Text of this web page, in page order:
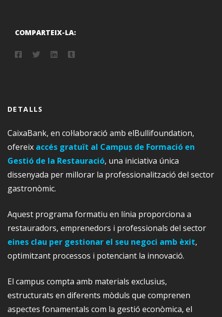
COMPARTEIX-LA:
DETALLS
CaixaBank, en col·laboració amb elBullifoundation,
ofereix accés gratuït al Campus de Formació en
Gestió de la Restauració, una iniciativa única
dissenyada per millorar la professionalització del sector
gastronòmic.
Aquest programa formatiu en línia proporciona a
restauradors, emprenedors i professionals del sector
eines clau per gestionar el seu negoci amb èxit,
optimitzant processos i potenciant la innovació.
El campus compta amb materials exclusius,
estructurats en diferents mòduls que comprenen
aspectes fonamentals com la gestió econòmica, el